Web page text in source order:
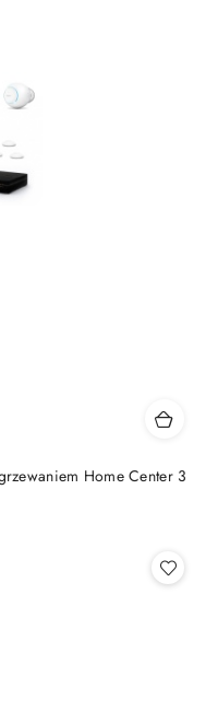
Home Center 3